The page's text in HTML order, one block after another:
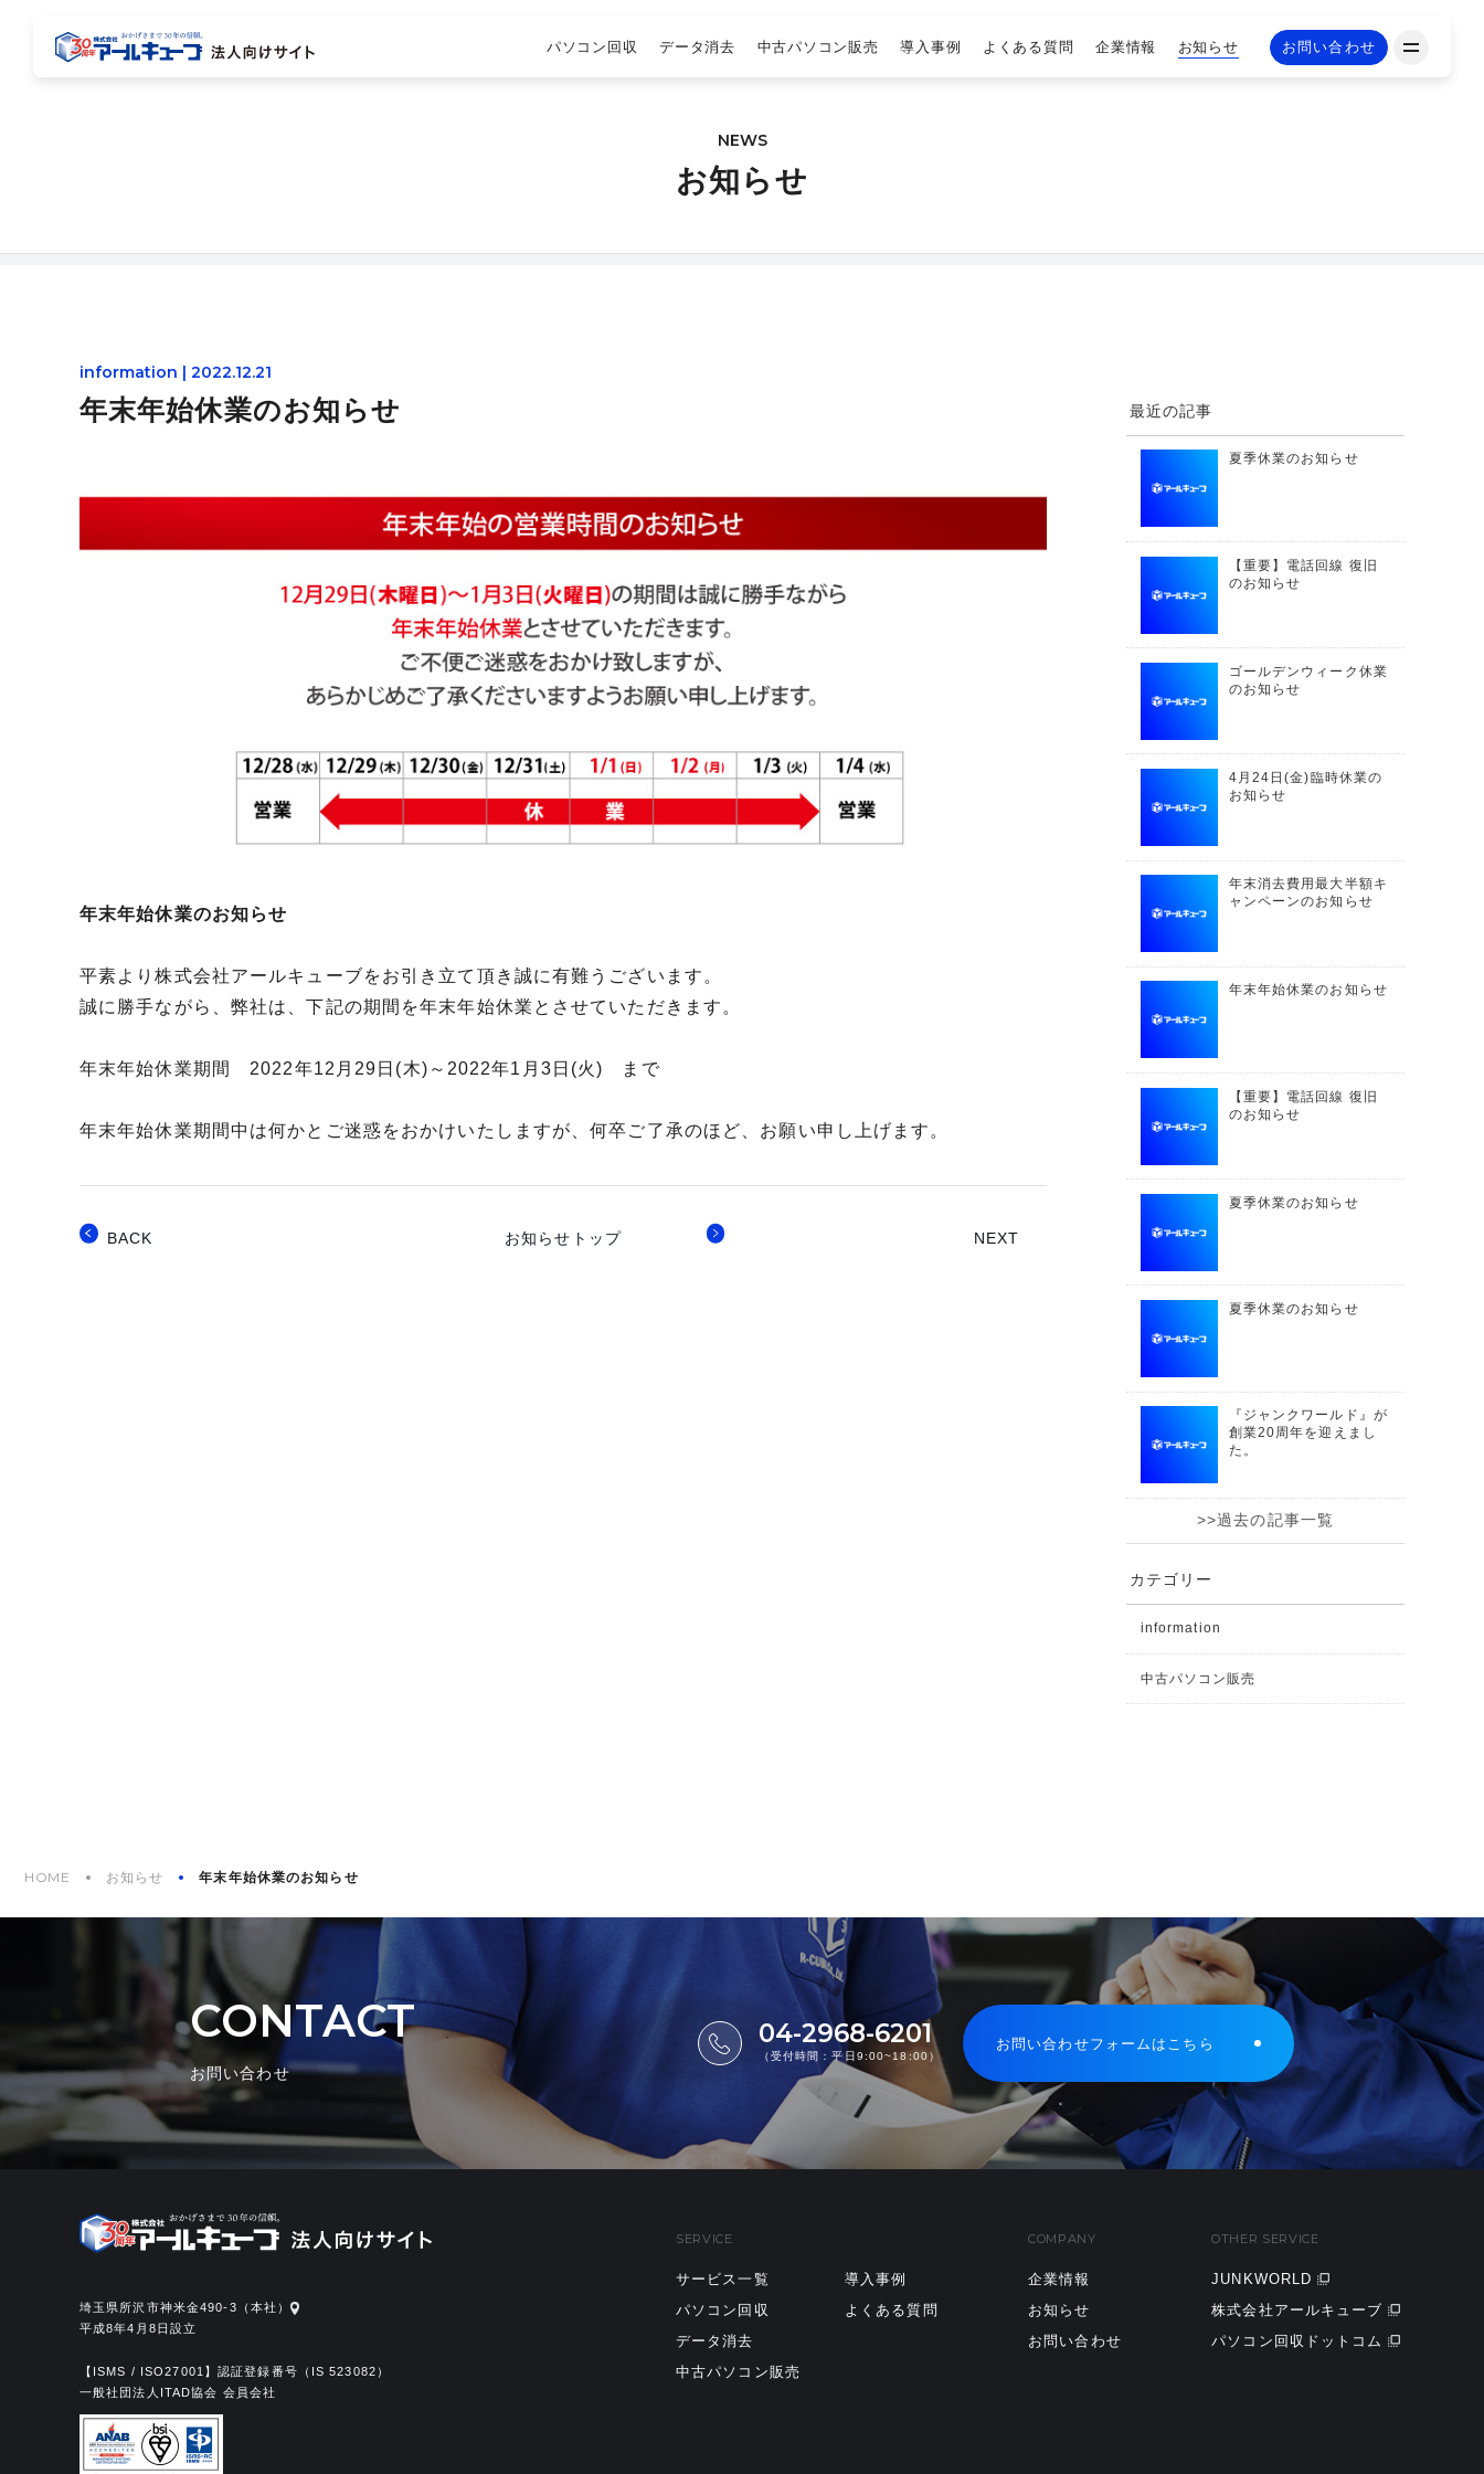
パソコン回収 データ消去 中古パソコン販売 導入事例 よくある質問 企業情報 お知らせ お問い合わせ
NEWS
お知らせ
information | 2022.12.21
年末年始休業のお知らせ
年末年始休業のお知らせ
平素より株式会社アールキューブをお引き立て頂き誠に有難うございます。
誠に勝手ながら、弊社は、下記の期間を年末年始休業とさせていただきます。
年末年始休業期間 2022年12月29日(木)～2022年1月3日(火) まで
年末年始休業期間中は何かとご迷惑をおかけいたしますが、何卒ご了承のほど、お願い申し上げます。
BACK お知らせトップ NEXT
最近の記事
夏季休業のお知らせ
【重要】電話回線 復旧
のお知らせ
ゴールデンウィーク休業
のお知らせ
4月24日(金)臨時休業の
お知らせ
年末消去費用最大半額キ
ャンペーンのお知らせ
年末年始休業のお知らせ
【重要】電話回線 復旧
のお知らせ
夏季休業のお知らせ
夏季休業のお知らせ
『ジャンクワールド』が
創業20周年を迎えまし
た。
>>過去の記事一覧
カテゴリー
information
中古パソコン販売
HOME お知らせ 年末年始休業のお知らせ
CONTACT
お問い合わせ
04-2968-6201
（受付時間：平日9:00~18:00）
お問い合わせフォームはこちら
埼玉県所沢市神米金490-3（本社）
平成8年4月8日設立
【ISMS / ISO27001】認証登録番号（IS 523082）
一般社団法人ITAD協会 会員会社
SERVICE
サービス一覧
パソコン回収
データ消去
中古パソコン販売
導入事例
よくある質問
COMPANY
企業情報
お知らせ
お問い合わせ
OTHER SERVICE
JUNKWORLD
株式会社アールキューブ
パソコン回収ドットコム